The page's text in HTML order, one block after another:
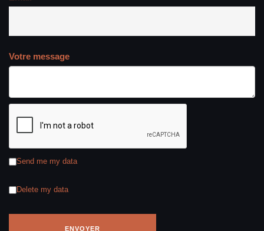
Votre message
Send me my data
Delete my data